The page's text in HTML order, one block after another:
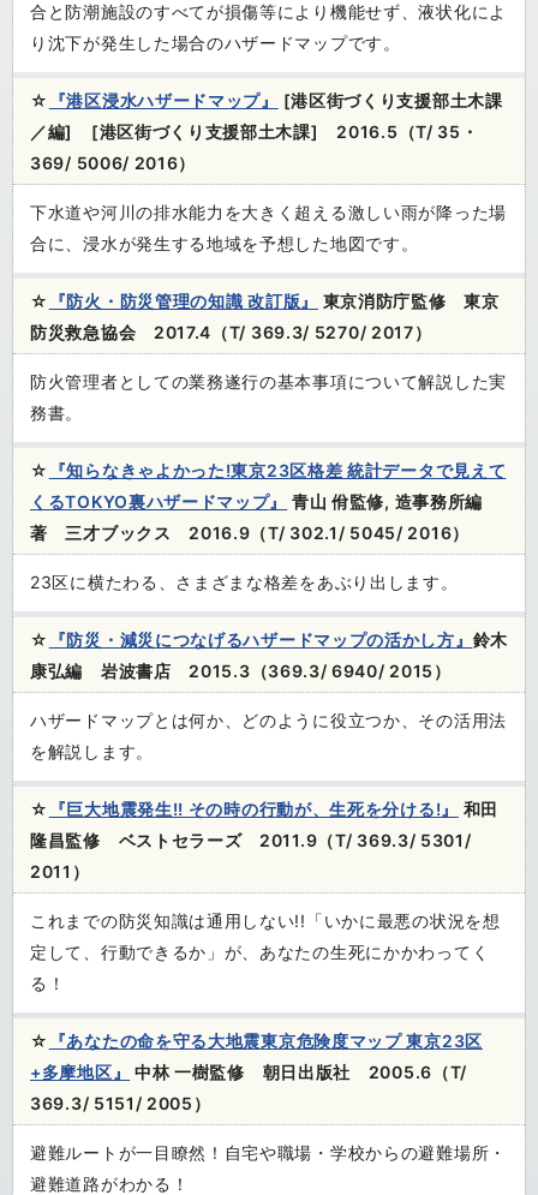
合と防潮施設のすべてが損傷等により機能せず、液状化によ
り沈下が発生した場合のハザードマップです。
☆ 『港区浸水ハザードマップ』
[港区街づくり支援部土木課
／編] [港区街づくり支援部土木課] 2016.5（T/ 35・
369/ 5006/ 2016）
下水道や河川の排水能力を大きく超える激しい雨が降った場
合に、浸水が発生する地域を予想した地図です。
☆ 『防火・防災管理の知識 改訂版』
東京消防庁監修 東京
防災救急協会 2017.4（T/ 369.3/ 5270/ 2017）
防火管理者としての業務遂行の基本事項について解説した実
務書。
☆
『知らなきゃよかった!東京23区格差 統計データで見えて
くるTOKYO裏ハザードマップ』
青山 佾監修, 造事務所編
著 三才ブックス 2016.9（T/ 302.1/ 5045/ 2016）
23区に横たわる、さまざまな格差をあぶり出します。
☆ 『防災・減災につなげるハザードマップの活かし方』 鈴木
康弘編 岩波書店 2015.3 （369.3/ 6940/ 2015）
ハザードマップとは何か、どのように役立つか、その活用法
を解説します。
☆ 『巨大地震発生!! その時の行動が、生死を分ける!』
和田
隆昌監修 ベストセラーズ 2011.9（T/ 369.3/ 5301/
2011）
これまでの防災知識は通用しない!!「いかに最悪の状況を想
定して、行動できるか」が、あなたの生死にかかわってく
る！
☆
『あなたの命を守る大地震東京危険度マップ 東京23区
+多摩地区』
中林 一樹監修 朝日出版社 2005.6（T/
369.3/ 5151/ 2005）
避難ルートが一目瞭然！自宅や職場・学校からの避難場所・
避難道路がわかる！